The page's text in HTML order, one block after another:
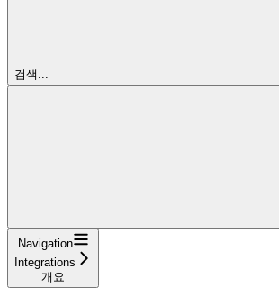
검색...
Navigation
Integrations
개요